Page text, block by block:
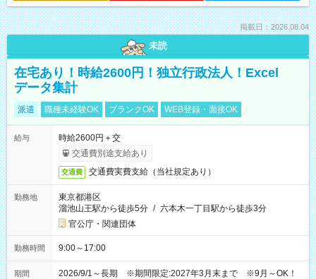
掲載日：2026.08.04
未読
在宅あり！時給2600円！独立行政法人！Excel
データ集計
派遣 職種未経験OK ブランクOK WEB登録・面接OK
給与
時給2600円＋交
交通費別途支給あり
交通費 交通費実費支給（当社規定あり）
勤務地
東京都港区
溜池山王駅から徒歩5分 / 六本木一丁目駅から徒歩3分
官公庁・関連団体
勤務時間 9:00～17:00
期間 2026/9/1～長期 ※期間限定:2027年3月末まで ※9月～OK！